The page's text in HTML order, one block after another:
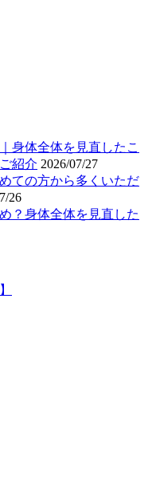
身体全体を見直したこ
紹介 2026/07/27
ての方から多くいただ
26
？身体全体を見直した